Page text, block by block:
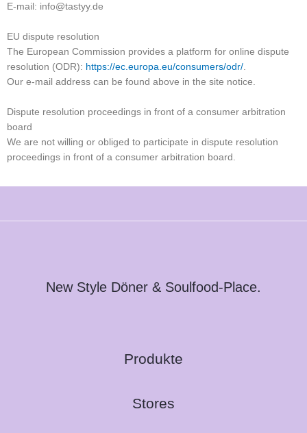
E-mail: info@tastyy.de
EU dispute resolution
The European Commission provides a platform for online dispute
resolution (ODR): https://ec.europa.eu/consumers/odr/
Our e-mail address can be found above in the site notice.
Dispute resolution proceedings in front of a consumer arbitration
board
We are not willing or obliged to participate in dispute resolution
proceedings in front of a consumer arbitration board.
New Style Döner & Soulfood-Place.
Produkte
Stores